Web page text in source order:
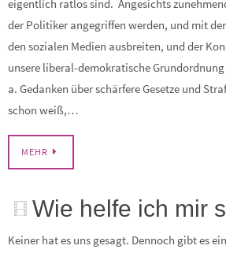
eigentlich ratlos sind. Angesichts
der Politiker angegriffen werden, und mit
den sozialen Medien ausbreiten, und der
unsere liberal-demokratische
a. Gedanken über schärfere Gesetze und
schon weiß,…
MEHR
Wie helfe ich mir
Keiner hat es uns gesagt. Dennoch gibt es